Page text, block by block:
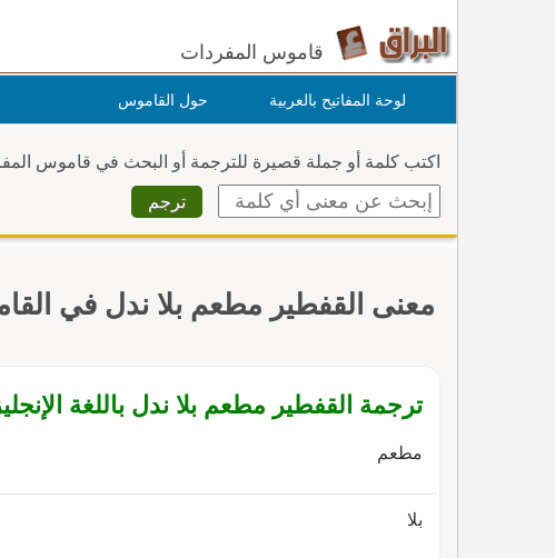
قاموس المفردات
لوحة المفاتيح بالعربية حول القاموس
اكتب كلمة أو جملة قصيرة للترجمة أو البحث في قاموس
معنى القفطير مطعم بلا ندل في
ترجمة القفطير مطعم بلا ندل باللغة
مطعم
بلا